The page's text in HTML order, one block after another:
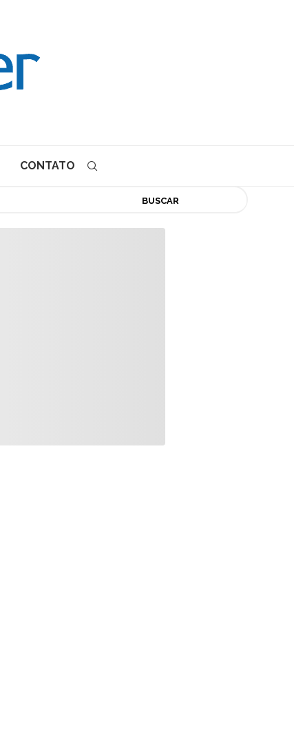
CONTATO
BUSCAR